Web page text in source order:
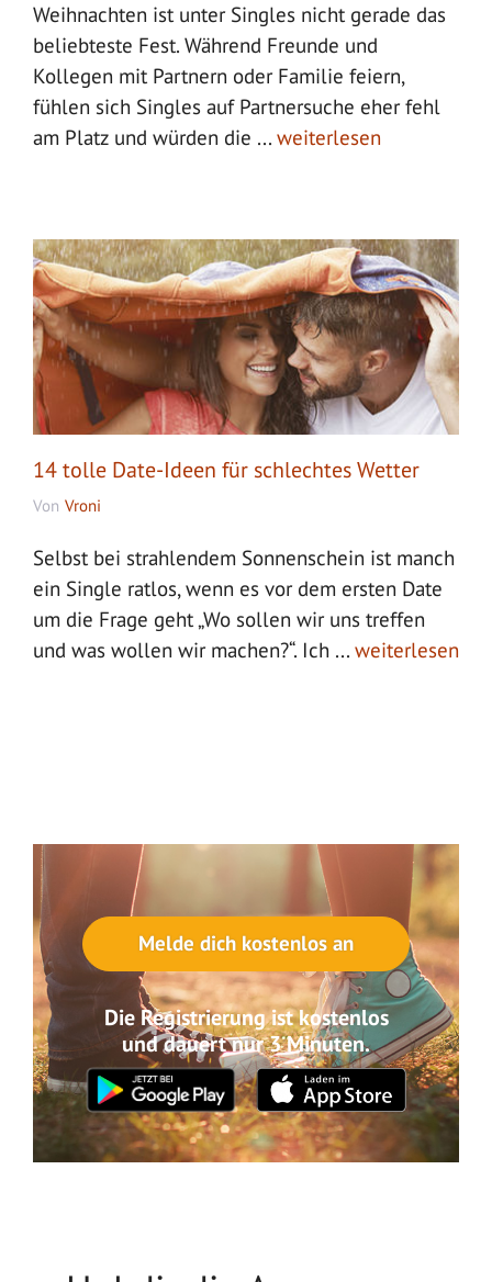
Weihnachten ist unter Singles nicht gerade das
beliebteste Fest. Während Freunde und
Kollegen mit Partnern oder Familie feiern,
fühlen sich Singles auf Partnersuche eher fehl
am Platz und würden die ... weiterlesen
14 tolle Date-Ideen für schlechtes Wetter
Von Vroni
Selbst bei strahlendem Sonnenschein ist manch
ein Single ratlos, wenn es vor dem ersten Date
um die Frage geht „Wo sollen wir uns treffen
und was wollen wir machen?“. Ich ... weiterlesen
Melde dich kostenlos an
Die Registrierung ist kostenlos
und dauert nur 3 Minuten.